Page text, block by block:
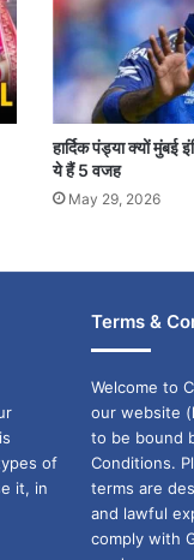
हार्दिक पंड्या क्यों मुंबई
ये हैं 5 वजह
May 29, 2026
of
it, in
Terms &
Welcome to
our website
to be bound
Conditions.
terms are
and lawful
comply with